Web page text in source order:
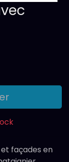
et façades en